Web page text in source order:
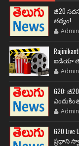
జీ20
తథ్యం!
Admin
ఐడియా
Admin
G20:
Admin
G20
ప్రధాని